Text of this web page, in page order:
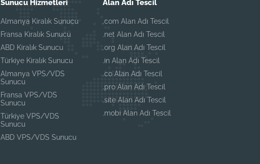
Sunucu Hizmetleri
Almanya Kiralık Sunucu
Fransa Kiralık Sunucu
ABD Kiralık Sunucu
Türkiye Kiralık Sunucu
Almanya VPS/VDS
Sunucu
Fransa VPS/VDS
Sunucu
Türkiye VPS/VDS
Sunucu
ABD VPS/VDS Sunucu
Alan Adı Tescil
.com Alan Adı Tescil
.net Alan Adı Tescil
.org Alan Adı Tescil
.in Alan Adı Tescil
.co Alan Adı Tescil
.pro Alan Adı Tescil
.site Alan Adı Tescil
.mobi Alan Adı Tescil